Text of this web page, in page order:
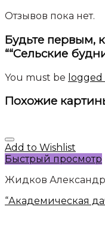
Отзывов пока нет.
Будьте первым,
““Сельские
You must be logged
Похожие
Add to Wishlist
Быстрый просмотр
Жидков
“Академическая